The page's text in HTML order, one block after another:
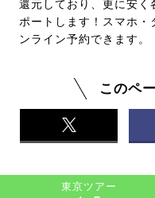
還元しており、更に安く
ポートします！スマホ・
ンライン予約できます。
このペ
東京ツアー